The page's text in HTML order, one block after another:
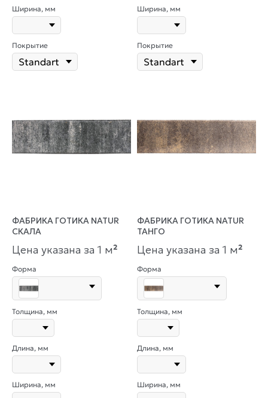
Ширина, мм
Покрытие
Ширина, мм
Покрытие
ФАБРИКА ГОТИКА NATUR
СКАЛА
Цена указана за 1 м²
Форма
Толщина, мм
Длина, мм
Ширина, мм
ФАБРИКА ГОТИКА NATUR
ТАНГО
Цена указана за 1 м²
Форма
Толщина, мм
Длина, мм
Ширина, мм